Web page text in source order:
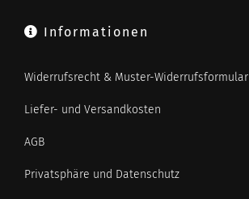
Informationen
Widerrufsrecht & Muster-Widerrufsformular
Liefer- und Versandkosten
AGB
Privatsphäre und Datenschutz